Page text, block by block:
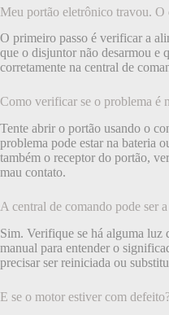
Meu portão eletrônico travou.
O primeiro passo é verificar a
que o disjuntor não desarmou e
corretamente na central de
Como verificar se o problema é
Tente abrir o portão usando o
problema pode estar na bateria
também o receptor do portão,
mau contato.
A central de comando pode ser
Sim. Verifique se há alguma luz
manual para entender o
precisar ser reiniciada ou
E se o motor estiver com